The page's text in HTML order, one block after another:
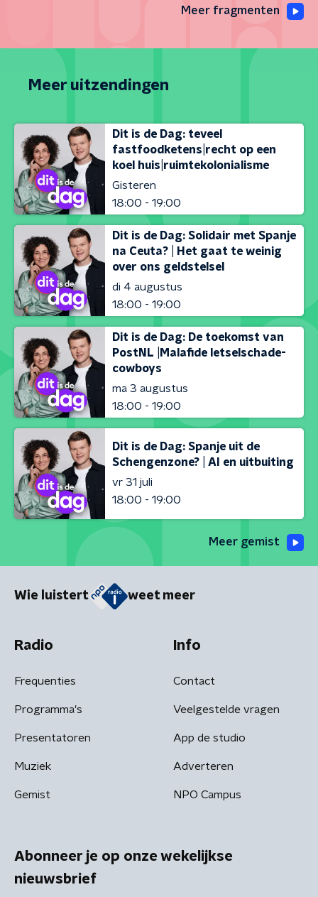
Meer fragmenten
Meer uitzendingen
Dit is de Dag: teveel
fastfoodketens|recht op een
koel huis|ruimtekolonialisme
Gisteren
18:00 - 19:00
Dit is de Dag: Solidair met Spanje
na Ceuta? | Het gaat te weinig
over ons geldstelsel
di 4 augustus
18:00 - 19:00
Dit is de Dag: De toekomst van
PostNL |Malafide letselschade-
cowboys
ma 3 augustus
18:00 - 19:00
Dit is de Dag: Spanje uit de
Schengenzone? | AI en uitbuiting
vr 31 juli
18:00 - 19:00
Meer gemist
Wie luistert weet meer
Radio
Frequenties
Programma's
Presentatoren
Muziek
Gemist
Info
Contact
Veelgestelde vragen
App de studio
Adverteren
NPO Campus
Abonneer je op onze wekelijkse
nieuwsbrief